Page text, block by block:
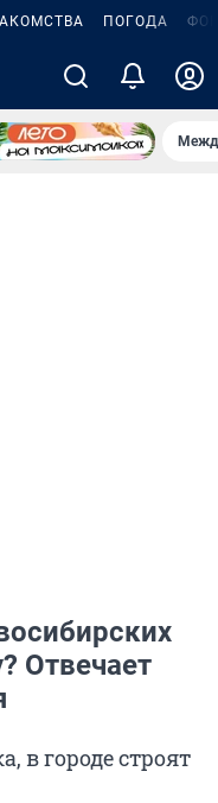
ПОГОДА
Отвечает
в городе строят